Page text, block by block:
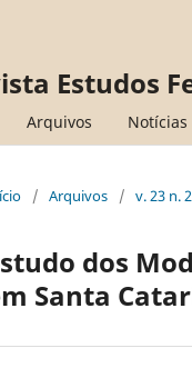
Estudos
Arquivos Notícias
/ Arquivos / v. 23 n.
dos
Santa